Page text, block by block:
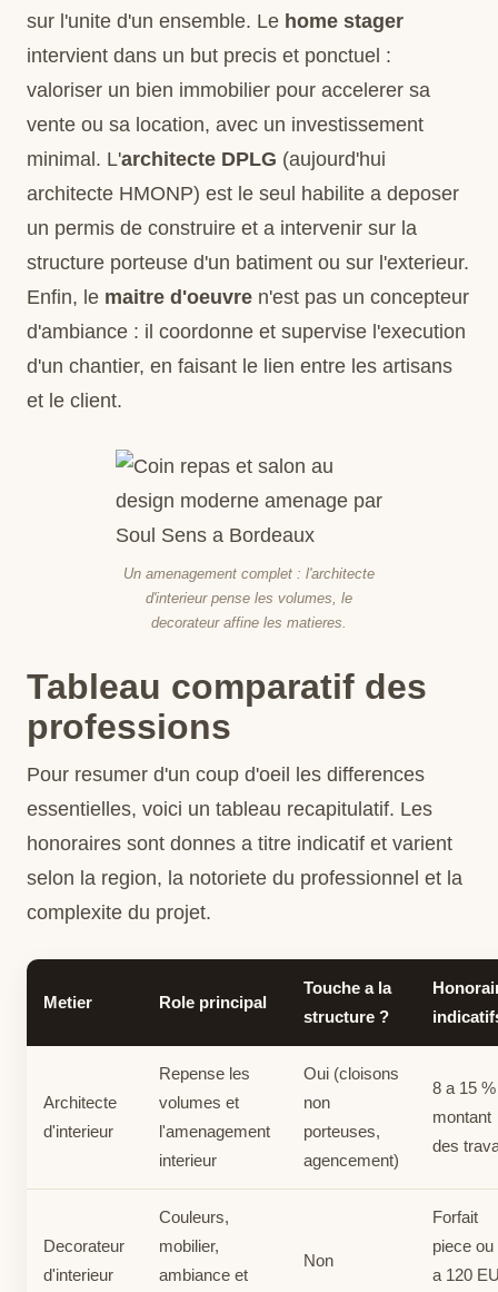
sur l'unite d'un ensemble. Le home stager
intervient dans un but precis et ponctuel :
valoriser un bien immobilier pour accelerer sa
vente ou sa location, avec un investissement
minimal. L'architecte DPLG (aujourd'hui
architecte HMONP) est le seul habilite a deposer
un permis de construire et a intervenir sur la
structure porteuse d'un batiment ou sur l'exterieur.
Enfin, le maitre d'oeuvre n'est pas un concepteur
d'ambiance : il coordonne et supervise l'execution
d'un chantier, en faisant le lien entre les artisans
et le client.
Un amenagement complet : l'architecte
d'interieur pense les volumes, le
decorateur affine les matieres.
Tableau comparatif des
professions
Pour resumer d'un coup d'oeil les differences
essentielles, voici un tableau recapitulatif. Les
honoraires sont donnes a titre indicatif et varient
selon la region, la notoriete du professionnel et la
complexite du projet.
Metier Role principal
Touche a la
structure ?
Architecte
d'interieur
Repense les
volumes et
l'amenagement
interieur
Oui (cloisons
non
porteuses,
agencement)
8 a 15
montant
des
Decorateur
d'interieur
Couleurs,
mobilier,
ambiance et
Non
Forfait
piece ou
a 120